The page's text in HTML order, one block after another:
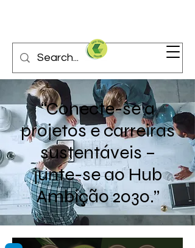
“Conecte-se a
projetos e carreiras
sustentáveis –
junte-se ao Hub
Ambição 2030.”